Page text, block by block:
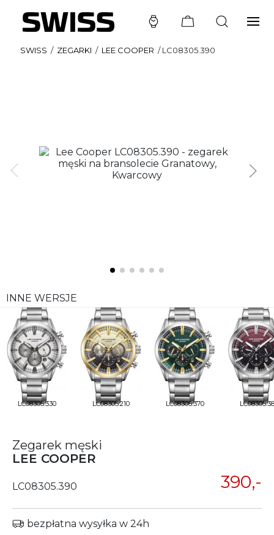
SWISS / ZEGARKI / LEE COOPER /LC08305.390
INNE WERSJE
LC08305.330 LC08305.210 LC08305.370
Zegarek męski
LEE COOPER
LC08305.390 390,-
bezpłatna wysyłka w 24h